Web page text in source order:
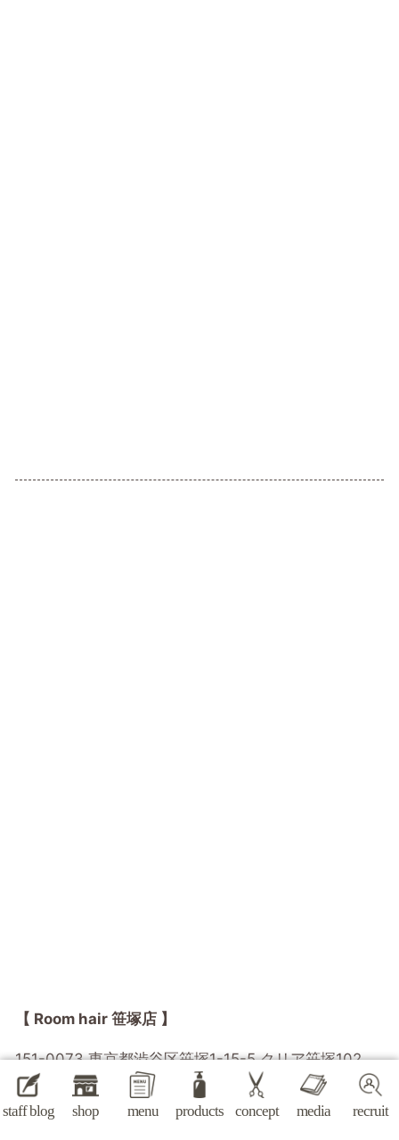
staff blog shop menu products concept media recruit
【 Room hair 笹塚店 】
151-0073 東京都渋谷区笹塚1-15-5 クリア笹塚102
受付時間 / 10:00～18:30 毎週火曜定休